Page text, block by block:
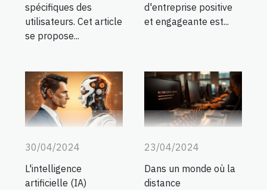
spécifiques des
utilisateurs. Cet article
se propose...
d'entreprise positive
et engageante est...
30/04/2024
L'intelligence
artificielle (IA)
23/04/2024
Dans un monde où la
distance